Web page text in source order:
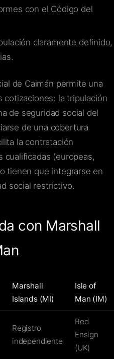
con el Código del
claramente definido,
de Caimán permite una
cotizaciones: la tripulación
de seguridad social del
de una cobertura
la contratación
cualificadas (europeas,
tienen que integrarse en
social restrictivo.
con Marshall
Marshall
Islands (MI)
Isle of
Man (IM)
Registro
independiente
Red
Ensign
(UK)